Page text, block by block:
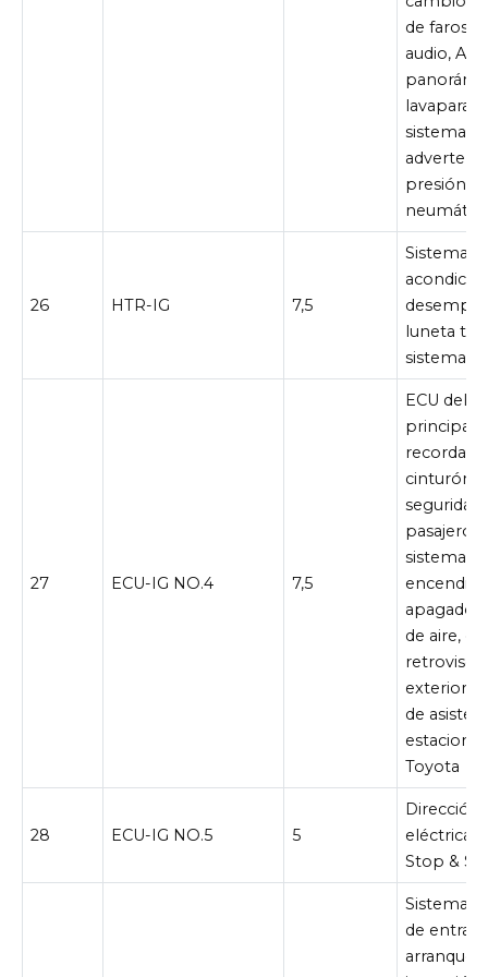
de faros,
audio,
sistema
presión
26 HTR-IG 7,5
Sistema
luneta
sistema
27 ECU-IG NO.4 7,5
ECU del
principal,
cinturón
seguridad
pasajero
sistema
apagado
de aire,
de
Toyota
28 ECU-IG NO.5 5
Dirección
eléctrica,
Stop &
Sistema
de
arranque,